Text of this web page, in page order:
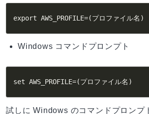
export AWS_PROFILE=(プロファイル名)
Windows コマンドプロンプト
set AWS_PROFILE=(プロファイル名)
試しに Windows のコマンドプロンプ